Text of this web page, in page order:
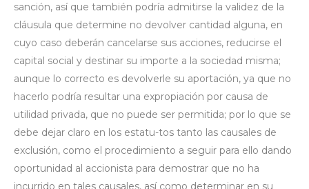
sanción, así que también podría admitirse la validez de la
cláusula que determine no devolver cantidad alguna, en
cuyo caso deberán cancelarse sus acciones, reducirse el
capital social y destinar su importe a la sociedad misma;
aunque lo correcto es devolverle su aportación, ya que no
hacerlo podría resultar una expropiación por causa de
utilidad privada, que no puede ser permitida; por lo que se
debe dejar claro en los estatu-tos tanto las causales de
exclusión, como el procedimiento a seguir para ello dando
oportunidad al accionista para demostrar que no ha
incurrido en tales causales, así como determinar en su